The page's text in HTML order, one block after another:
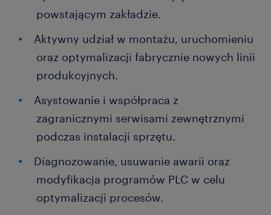
powstającym zakładzie.
Aktywny udział w montażu, uruchomieniu
oraz optymalizacji fabrycznie nowych linii
produkcyjnych.
Asystowanie i współpraca z
zagranicznymi serwisami zewnętrznymi
podczas instalacji sprzętu.
Diagnozowanie, usuwanie awarii oraz
modyfikacja programów PLC w celu
optymalizacji procesów.